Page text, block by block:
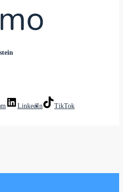
LinkedIn TikTok